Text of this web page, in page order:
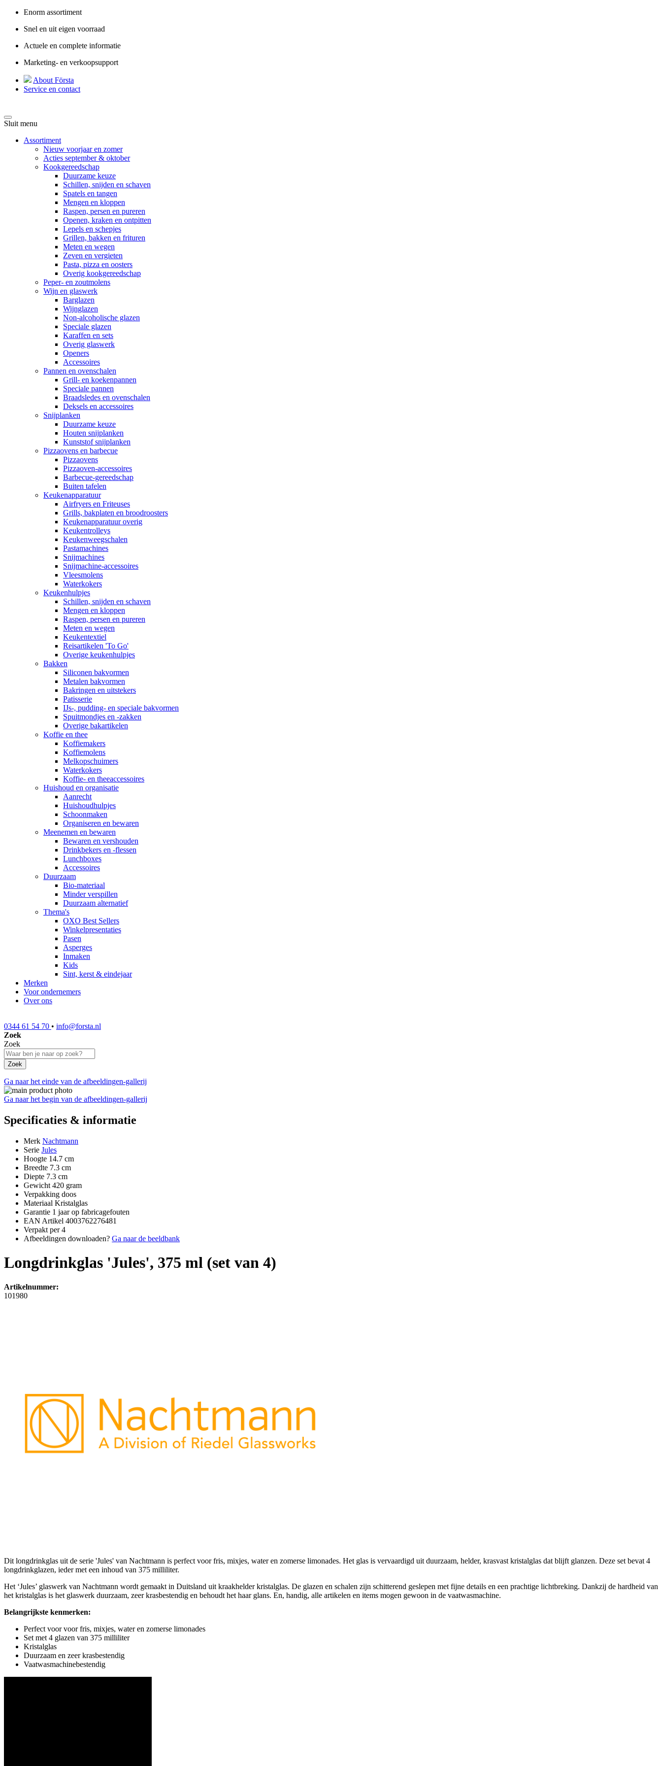
Enorm assortiment
Snel en uit eigen voorraad
Actuele en complete informatie
Marketing- en verkoopsupport
About Första
Service en contact
Sluit menu
Assortiment
Nieuw voorjaar en zomer
Acties september & oktober
Kookgereedschap
Duurzame keuze
Schillen, snijden en schaven
Spatels en tangen
Mengen en kloppen
Raspen, persen en pureren
Openen, kraken en ontpitten
Lepels en schepjes
Grillen, bakken en frituren
Meten en wegen
Zeven en vergieten
Pasta, pizza en oosters
Overig kookgereedschap
Peper- en zoutmolens
Wijn en glaswerk
Barglazen
Wijnglazen
Non-alcoholische glazen
Speciale glazen
Karaffen en sets
Overig glaswerk
Openers
Accessoires
Pannen en ovenschalen
Grill- en koekenpannen
Speciale pannen
Braadsledes en ovenschalen
Deksels en accessoires
Snijplanken
Duurzame keuze
Houten snijplanken
Kunststof snijplanken
Pizzaovens en barbecue
Pizzaovens
Pizzaoven-accessoires
Barbecue-gereedschap
Buiten tafelen
Keukenapparatuur
Airfryers en Friteuses
Grills, bakplaten en broodroosters
Keukenapparatuur overig
Keukentrolleys
Keukenweegschalen
Pastamachines
Snijmachines
Snijmachine-accessoires
Vleesmolens
Waterkokers
Keukenhulpjes
Schillen, snijden en schaven
Mengen en kloppen
Raspen, persen en pureren
Meten en wegen
Keukentextiel
Reisartikelen 'To Go'
Overige keukenhulpjes
Bakken
Siliconen bakvormen
Metalen bakvormen
Bakringen en uitstekers
Patisserie
IJs-, pudding- en speciale bakvormen
Spuitmondjes en -zakken
Overige bakartikelen
Koffie en thee
Koffiemakers
Koffiemolens
Melkopschuimers
Waterkokers
Koffie- en theeaccessoires
Huishoud en organisatie
Aanrecht
Huishoudhulpjes
Schoonmaken
Organiseren en bewaren
Meenemen en bewaren
Bewaren en vershouden
Drinkbekers en -flessen
Lunchboxes
Accessoires
Duurzaam
Bio-materiaal
Minder verspillen
Duurzaam alternatief
Thema's
OXO Best Sellers
Winkelpresentaties
Pasen
Asperges
Inmaken
Kids
Sint, kerst & eindejaar
Merken
Voor ondernemers
Over ons
0344 61 54 70 • info@forsta.nl
Zoek
Zoek
Zoek
Ga naar het einde van de afbeeldingen-gallerij
Ga naar het begin van de afbeeldingen-gallerij
Specificaties & informatie
Merk Nachtmann
Serie Jules
Hoogte 14.7 cm
Breedte 7.3 cm
Diepte 7.3 cm
Gewicht 420 gram
Verpakking doos
Materiaal Kristalglas
Garantie 1 jaar op fabricagefouten
EAN Artikel 4003762276481
Verpakt per 4
Afbeeldingen downloaden? Ga naar de beeldbank
Longdrinkglas 'Jules', 375 ml (set van 4)
Artikelnummer:
101980
Dit longdrinkglas uit de serie 'Jules' van Nachtmann is perfect voor fris, mixjes, water en zomerse limonades. Het glas is vervaardigd uit duurzaam, helder, krasvast kristalglas dat blijft glanzen. Deze set bevat 4
longdrinkglazen, ieder met een inhoud van 375 milliliter.
Het ‘Jules’ glaswerk van Nachtmann wordt gemaakt in Duitsland uit kraakhelder kristalglas. De glazen en schalen zijn schitterend geslepen met fijne details en een prachtige lichtbreking. Dankzij de hardheid van
het kristalglas is het glaswerk duurzaam, zeer krasbestendig en behoudt het haar glans. En, handig, alle artikelen en items mogen gewoon in de vaatwasmachine.
Belangrijkste kenmerken:
Perfect voor voor fris, mixjes, water en zomerse limonades
Set met 4 glazen van 375 milliliter
Kristalglas
Duurzaam en zeer krasbestendig
Vaatwasmachinebestendig